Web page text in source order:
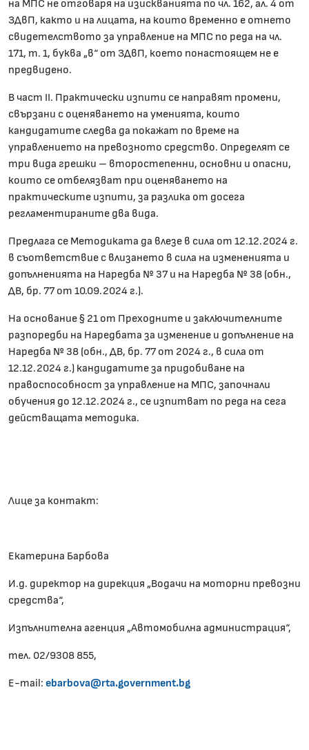
на МПС не отговаря на изискванията по чл. 162, ал. 4 от
ЗДвП, както и на лицата, на които временно е отнето
свидетелството за управление на МПС по реда на чл.
171, т. 1, буква „в“ от ЗДвП, което понастоящем не е
предвидено.
В част II. Практически изпити се направят промени,
свързани с оценяването на уменията, които
кандидатите следва да покажат по време на
управлението на превозното средство. Определят се
три вида грешки – второстепенни, основни и опасни,
които се отбелязват при оценяването на
практическите изпити, за разлика от досега
регламентираните два вида.
Предлага се Методиката да влезе в сила от 12.12.2024 г.
в съответствие с влизането в сила на измененията и
допълненията на Наредба № 37 и на Наредба № 38 (обн.,
ДВ, бр. 77 от 10.09.2024 г.).
На основание § 21 от Преходните и заключителните
разпоредби на Наредбата за изменение и допълнение на
Наредба № 38 (обн., ДВ, бр. 77 от 2024 г., в сила от
12.12.2024 г.) кандидатите за придобиване на
правоспособност за управление на МПС, започнали
обучения до 12.12.2024 г., се изпитват по реда на сега
действащата методика.
Лице за контакт:
Екатерина Барбова
И.д. директор на дирекция „Водачи на моторни превозни
средства“,
Изпълнителна агенция „Автомобилна администрация“,
тел. 02/9308 855,
Е-mail: ebarbova@rta.government.bg